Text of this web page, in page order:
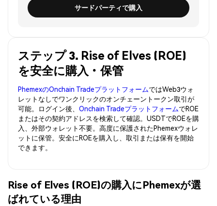
サードパーティで購入
ステップ 3. Rise of Elves (ROE)
を安全に購入・保管
PhemexのOnchain TradeプラットフォームではWeb3ウォ
レットなしでワンクリックのオンチェーントークン取引が
可能。ログイン後、 Onchain TradeプラットフォームでROE
またはその契約アドレスを検索して確認。USDTでROEを購
入、外部ウォレット不要。高度に保護されたPhemexウォレ
ットに保管。安全にROEを購入し、取引または保有を開始
できます。
Rise of Elves (ROE)の購入にPhemexが選
ばれている理由